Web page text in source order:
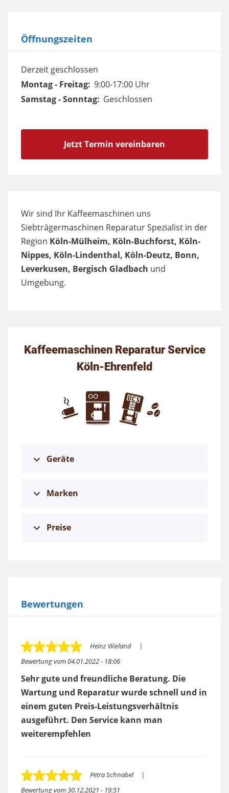
Öffnungszeiten
Derzeit geschlossen
Montag - Freitag: 9:00-17:00 Uhr
Samstag - Sonntag: Geschlossen
Jetzt Termin vereinbaren
Wir sind Ihr Kaffeemaschinen uns
Siebträgermaschinen Reparatur Spezialist in der
Region Köln-Mülheim, Köln-Buchforst, Köln-
Nippes, Köln-Lindenthal, Köln-Deutz, Bonn,
Leverkusen, Bergisch Gladbach und
Umgebung.
Kaffeemaschinen Reparatur Service
Köln-Ehrenfeld
Geräte
Marken
Preise
Bewertungen
Bewertung vom04.01.2022 - 18:06
Heinz Wieland
Sehr gute und freundliche Beratung. Die
Wartung und Reparatur wurde schnell und in
einem guten Preis-Leistungsverhältnis
ausgeführt. Den Service kann man
weiterempfehlen
Bewertung vom30.12.2021 - 19:51
Petra Schnabel